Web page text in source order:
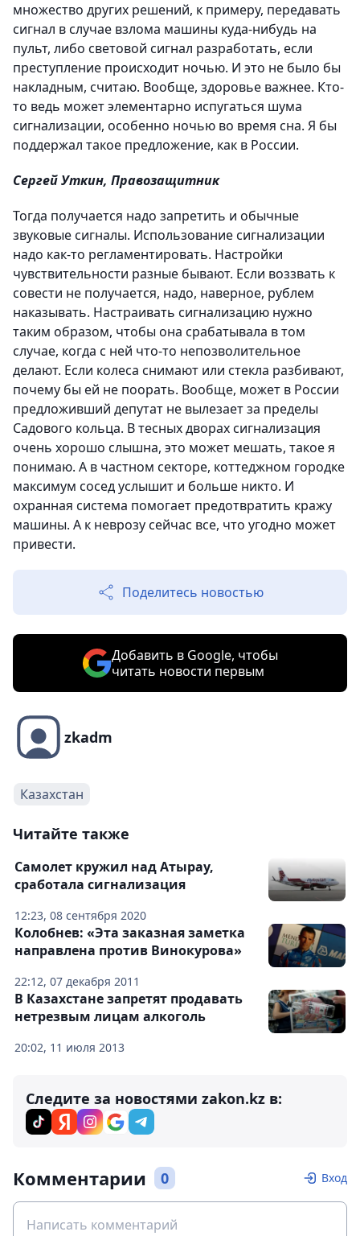
множество других решений, к примеру, передавать
сигнал в случае взлома машины куда-нибудь на
пульт, либо световой сигнал разработать, если
преступление происходит ночью. И это не было бы
накладным, считаю. Вообще, здоровье важнее. Кто-
то ведь может элементарно испугаться шума
сигнализации, особенно ночью во время сна. Я бы
поддержал такое предложение, как в России.
Сергей Уткин, Правозащитник
Тогда получается надо запретить и обычные
звуковые сигналы. Использование сигнализации
надо как-то регламентировать. Настройки
чувствительности разные бывают. Если воззвать к
совести не получается, надо, наверное, рублем
наказывать. Настраивать сигнализацию нужно
таким образом, чтобы она срабатывала в том
случае, когда с ней что-то непозволительное
делают. Если колеса снимают или стекла разбивают,
почему бы ей не поорать. Вообще, может в России
предложивший депутат не вылезает за пределы
Садового кольца. В тесных дворах сигнализация
очень хорошо слышна, это может мешать, такое я
понимаю. А в частном секторе, коттеджном городке
максимум сосед услышит и больше никто. И
охранная система помогает предотвратить кражу
машины. А к неврозу сейчас все, что угодно может
привести.
Поделитесь новостью
Добавить в Google, чтобы
читать новости первым
zkadm
Казахстан
Читайте также
12:23, 08 сентября 2020
Самолет кружил над Атырау,
сработала сигнализация
22:12, 07 декабря 2011
Колобнев: «Эта заказная заметка
направлена против Винокурова»
20:02, 11 июля 2013
В Казахстане запретят продавать
нетрезвым лицам алкоголь
Следите за новостями zakon.kz в:
Комментарии 0 Вход